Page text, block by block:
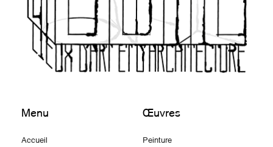
Menu
Accueil
Œuvres
Peinture